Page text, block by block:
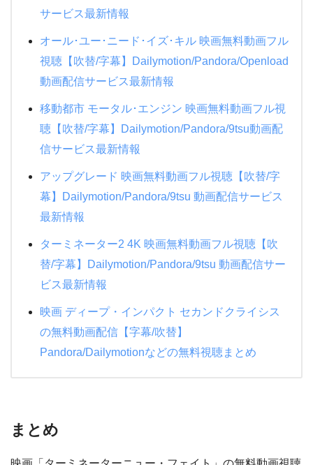
サービス最新情報
オール･ユー･ニード･イズ･キル 映画無料動画フル
視聴【吹替/字幕】Dailymotion/Pandora/Openload
動画配信サービス最新情報
移動都市 モータル･エンジン 映画無料動画フル視
聴【吹替/字幕】Dailymotion/Pandora/9tsu動画配
信サービス最新情報
アップグレード 映画無料動画フル視聴【吹替/字
幕】Dailymotion/Pandora/9tsu 動画配信サービス
最新情報
ターミネーター2 4K 映画無料動画フル視聴【吹
替/字幕】Dailymotion/Pandora/9tsu 動画配信サー
ビス最新情報
映画 ディープ・インパクト セカンドクライシス
の無料動画配信【字幕/吹替】
Pandora/Dailymotionなどの無料視聴まとめ
まとめ